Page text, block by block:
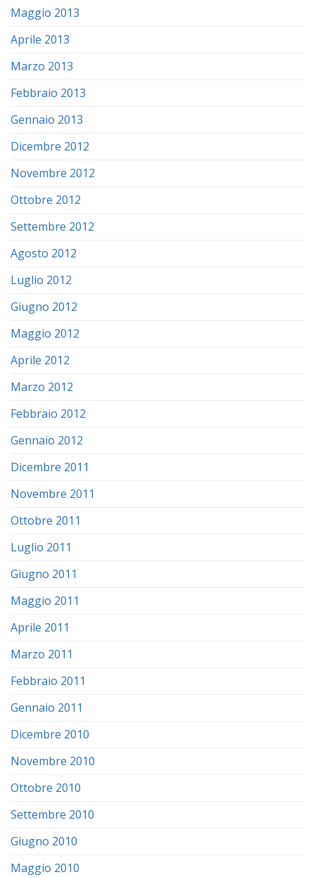
Maggio 2013
Aprile 2013
Marzo 2013
Febbraio 2013
Gennaio 2013
Dicembre 2012
Novembre 2012
Ottobre 2012
Settembre 2012
Agosto 2012
Luglio 2012
Giugno 2012
Maggio 2012
Aprile 2012
Marzo 2012
Febbraio 2012
Gennaio 2012
Dicembre 2011
Novembre 2011
Ottobre 2011
Luglio 2011
Giugno 2011
Maggio 2011
Aprile 2011
Marzo 2011
Febbraio 2011
Gennaio 2011
Dicembre 2010
Novembre 2010
Ottobre 2010
Settembre 2010
Giugno 2010
Maggio 2010